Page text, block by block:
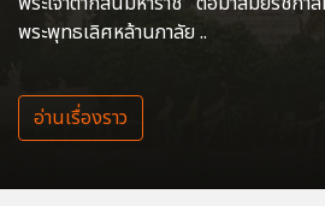
พระพุทธเลิศหล้านภาลัย ..
อ่านเรื่องราว